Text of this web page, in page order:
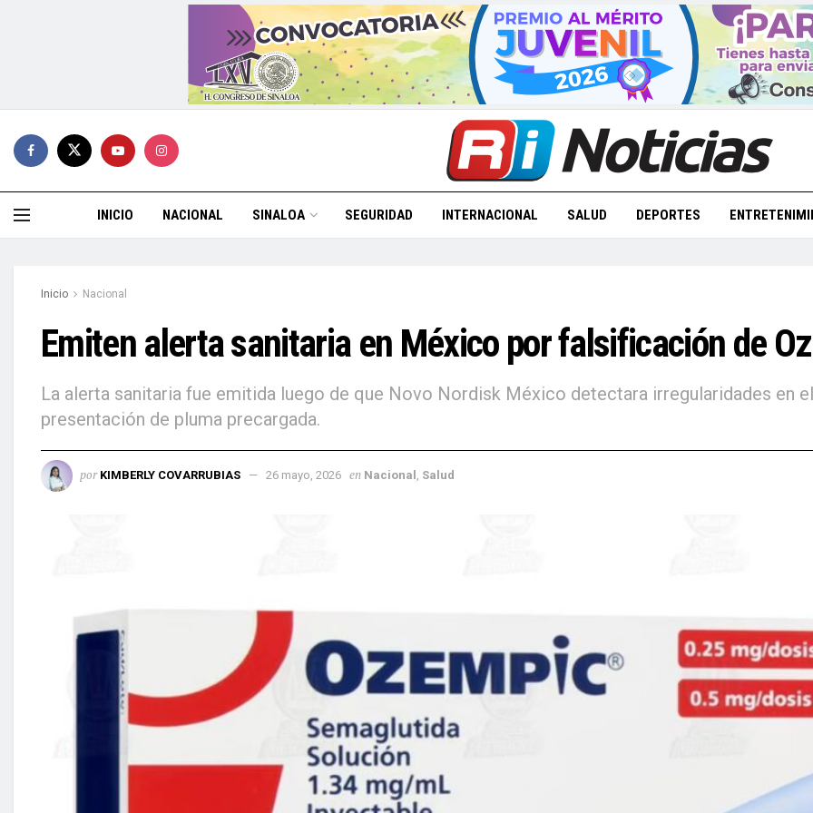
INICIO NACIONAL SINALOA SEGURIDAD INTERNACIONAL SALUD DEPORTES
Inicio Nacional
Emiten alerta sanitaria en México por falsificación de
La alerta sanitaria fue emitida luego de que Novo Nordisk México detectara irregularidades en
presentación de pluma precargada.
por KIMBERLY COVARRUBIAS 26 mayo, 2026 en Nacional Salud